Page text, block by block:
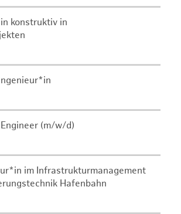
konstruktiv in
(m/w/d)
im Infrastrukturmanagement
Hafenbahn